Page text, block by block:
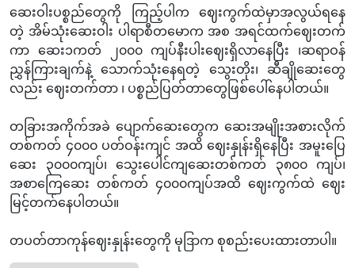
ဆေးဝါးပစ္စည်တွေကို ကြည့်ပါက ဈေးကွက်ထဲမှာအလွယ်ရနေ
တဲ့ အိမ်သုံးဆေးဝါး ပါရာစီတမောက အစ အရင်ထက်ဈေးတက်
ကာ ဆေး၁ကတ် ၂၀၀၀ ကျပ်နီးပါးဈေးရှိလာနေပြီး ၊ဆရာဝန်
ညွှန်ကြားချက်နဲ့ သောက်သုံးနေရတဲ့ သွေးတိုး၊ ဆီချိုဆေးတွေ
လည်း ဈေးတက်တာ ၊ ပစ္စည်ပြတ်တာတွေဖြစ်ပေါ်နေပါတယ်။
တခြားအကိုက်အခဲ ပျောက်ဆေးတွေက ဆေးအမျိုးအစားလိုက်
တစ်ကတ် ၄၀၀၀ ပတ်ဝန်းကျင် အထိ ဈေးနှုန်းရှိနေပြီး အမူးပြေ
ဆေး ၃၀၀၀ကျပ်၊ သွေးပေါင်ကျဆေးတစ်ကတ် ၃၈၀၀ ကျပ်၊
အစာကြေဆေး တစ်ကတ် ၄၀၀၀ကျပ်အထိ ဈေးကွက်ထဲ ဈေး
မြင့်တက်နေပါတယ်။
တပတ်တာကုန်ဈေးနှုန်းတွေကို မုဒြာက စုစည်းပေးထားတာပါ။